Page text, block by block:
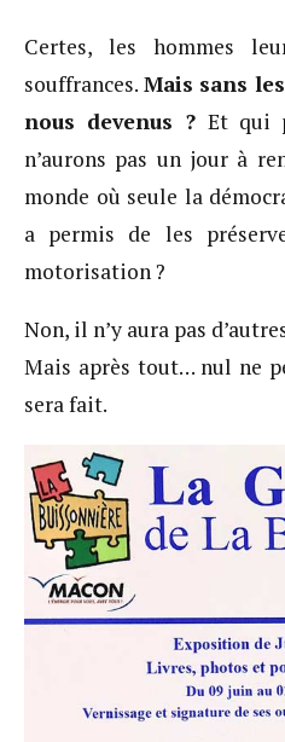
Certes, les hommes
souffrances. Mais sans
nous devenus ? Et qui
n’aurons pas un jour à
monde où seule la
a permis de les
motorisation ?
Non, il n’y aura pas
Mais après tout… nul ne
sera fait.